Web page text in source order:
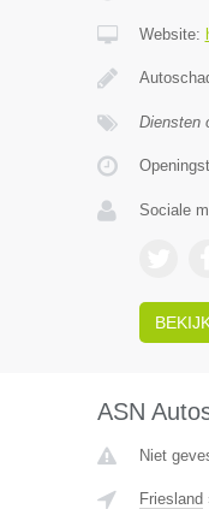
Website:
Diensten
Sociale
ASN
Niet
Friesland